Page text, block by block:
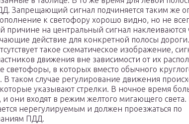
Запрещающий сигнал подчиняется таким же
к светофору хорошо видно, но не
причине на центральный сигнал
действие для конкретной полосы
такое схематическое изображение,
движения вне зависимости от их
светофоры, в которых вместо обычного
В таком случае регулирование движения
указывают стрелки. В ночное время
и они входят в режим желтого мигающего света.
нерегулируемым и должен проезжаться по
ПДД.